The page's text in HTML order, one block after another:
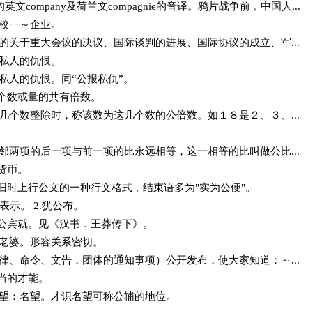
英文company及荷兰文compagnie的音译。鸦片战争前﹐中国人...
ㄧ～企业。
关于重大会议的决议、国际谈判的进展、国际协议的成立、军...
人的仇恨。
人的仇恨。同“公报私仇”。
数或量的共有倍数。
个数整除时，称该数为这几个数的公倍数。如１８是２、３、...
两项的后一项与前一项的比永远相等，这一相等的比叫做公比...
币。
时上行公文的一种行文格式﹐结束语多为"实为公便"。
示。 2.犹公布。
宾就。见《汉书．王莽传下》。
婆。形容关系密切。
、命令、文告，团体的通知事项）公开发布，使大家知道：～...
的才能。
：名望。才识名望可称公辅的地位。